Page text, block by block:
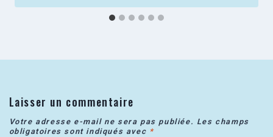
Laisser un commentaire
Votre adresse e-mail ne sera pas publiée. Les champs
obligatoires sont indiqués avec *